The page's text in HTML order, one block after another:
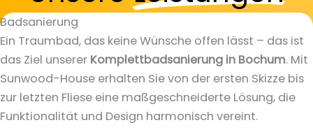
Badsanierung
Ein Traumbad, das keine Wünsche offen lässt – das ist
das Ziel unserer Komplettbadsanierung in Bochum. Mit
Sunwood-House erhalten Sie von der ersten Skizze bis
zur letzten Fliese eine maßgeschneiderte Lösung, die
Funktionalität und Design harmonisch vereint.